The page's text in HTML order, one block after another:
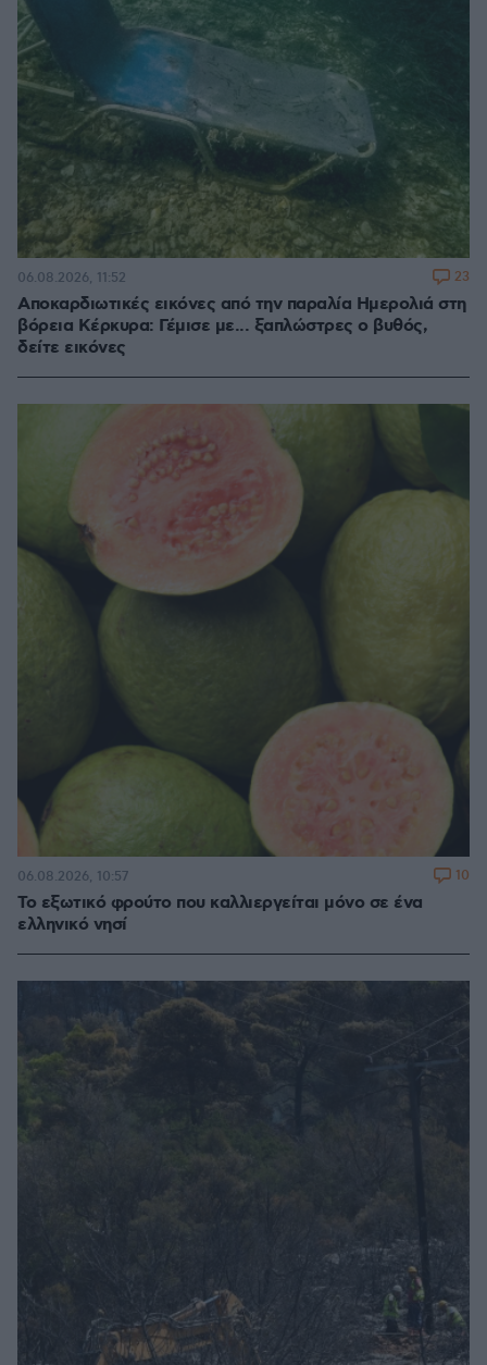
Αποκαρδιωτικές εικόνες από την παραλία Ημερολιά στη
βόρεια Κέρκυρα: Γέμισε με... ξαπλώστρες ο βυθός,
δείτε εικόνες
06.08.2026, 11:52 23
Το εξωτικό φρούτο που καλλιεργείται μόνο σε ένα
ελληνικό νησί
06.08.2026, 10:57 10